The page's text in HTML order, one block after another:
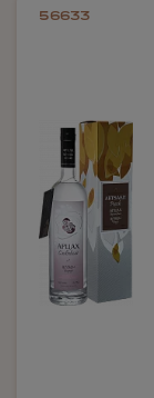
56633